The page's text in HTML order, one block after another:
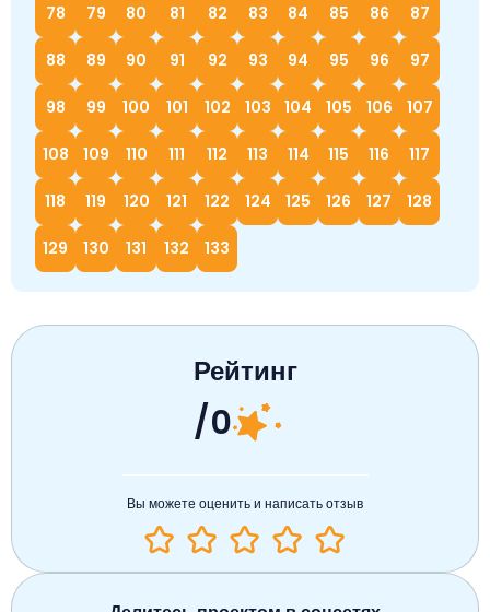
78 79 80 81 82 83 84 85 86 87
88 89 90 91 92 93 94 95 96 97
98 99 100 101 102 103 104 105 106 107
108 109 110 111 112 113 114 115 116 117
118 119 120 121 122 124 125 126 127 128
129 130 131 132 133
Рейтинг
/0
Вы можете оценить и написать отзыв